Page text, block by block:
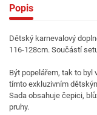
Popis
Dětský karnevalový
116-128cm. Součástí
Být popelářem, tak to byl
tímto exkluzivním
Sada obsahuje čepici,
pruhy.